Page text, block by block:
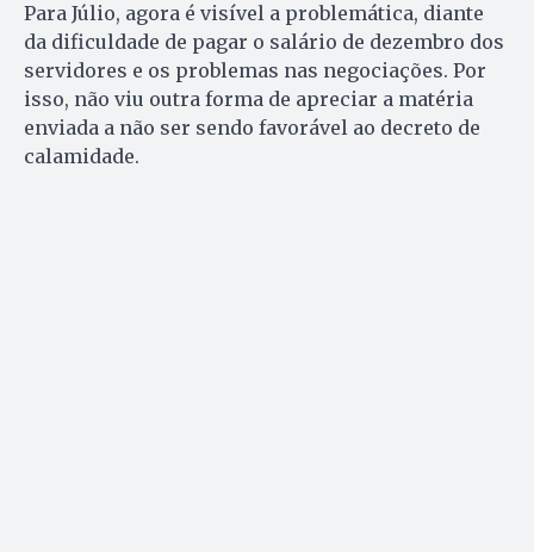
Para Júlio, agora é visível a problemática, diante
da dificuldade de pagar o salário de dezembro dos
servidores e os problemas nas negociações. Por
isso, não viu outra forma de apreciar a matéria
enviada a não ser sendo favorável ao decreto de
calamidade.